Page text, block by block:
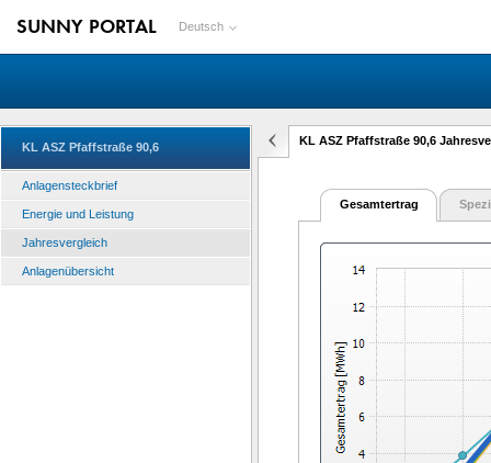
SUNNY PORTAL Deutsch
KL ASZ Pfaffstraße 90,6
Anlagensteckbrief
Energie und Leistung
Jahresvergleich
Anlagenübersicht
KL ASZ Pfaffstraße 90,6
Gesamtertrag